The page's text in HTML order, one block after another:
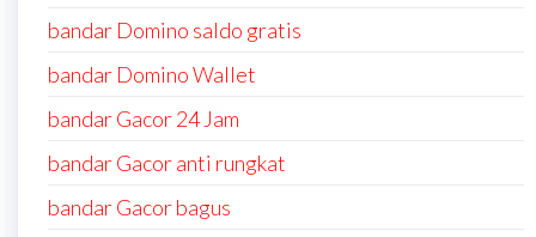
bandar Domino saldo gratis
bandar Domino Wallet
bandar Gacor 24 Jam
bandar Gacor anti rungkat
bandar Gacor bagus